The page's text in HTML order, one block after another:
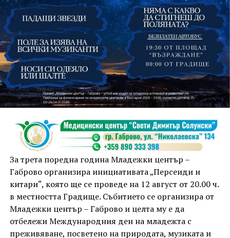
На 13 август организаторите са предвидили
занимания и за здрав дух, и за здраво тяло.
Инструкторката по пилатес и йога Йоанна Петрова
от FitLab ще се погрижи за добрия тонус с групова
тренировка от 19.00 ч., а след това ще има мозъчна
атака с куиз вечер за обща култура. Вечерта ще
приключи с прожекция на новия български
комедиен филм „Брънч за начинаещи“ – в парка,
под звездното дряновско небе.
За трета поредна година Младежки център –
Габрово организира инициативата „Персеиди и
китари“, която ще се проведе на 12 август от 20.00 ч.
в местността Градище. Събитието се организира от
Младежки център – Габрово и целта му е да
отбележи Международния ден на младежта с
преживяване, посветено на природата, музиката и